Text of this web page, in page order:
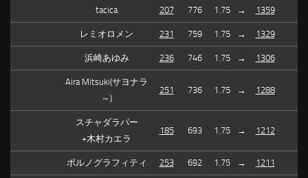
tacica 207 776 1.75 → 1359
レミオロメン 231 759 1.75 → 1329
浜崎あゆみ 236 746 1.75 → 1306
Aira Mitsuki(サヨナラ
～)
251 736 1.75 → 1288
スチャダラパー
+木村カエラ
185 693 1.75 → 1212
ポルノグラフィティ 253 692 1.75 → 1211